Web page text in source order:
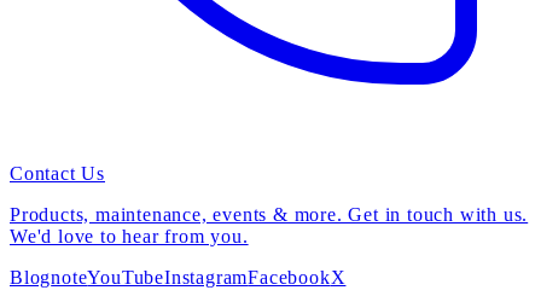
Contact Us
Products, maintenance, events & more. Get in touch with us.
We'd love to hear from you.
BlognoteYouTubeInstagramFacebookX